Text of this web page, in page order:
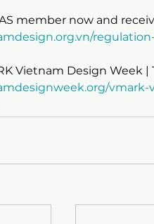
member now and
Vietnam Design Week